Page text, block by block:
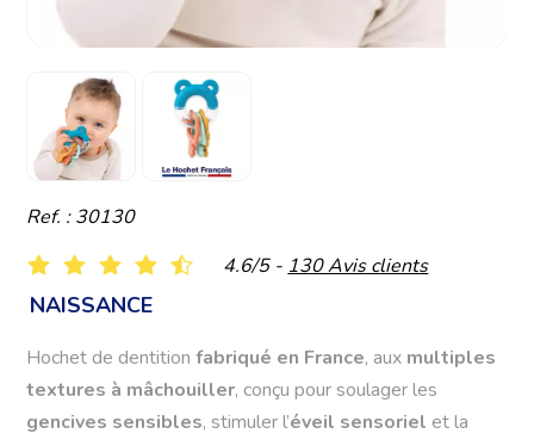
Ref. : 30130
4.6/5 - 130 Avis clients
NAISSANCE
Hochet de dentitionfabriqué en France, aux multiples
textures à mâchouiller, conçu pour soulager les
gencives sensibles, stimuler l’éveil sensoriel et la